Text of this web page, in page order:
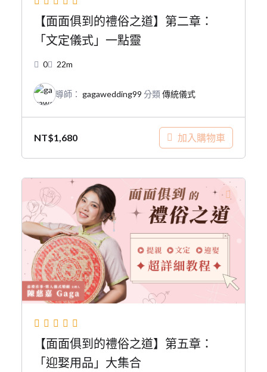
【面面俱到的禮俗之道】第二章：
「文定儀式」一點靈
0 22m
導師： gagawedding99 分類傳統儀式
NT$1,680 加入購物車
【面面俱到的禮俗之道】第五章：
「迎娶用品」大集合